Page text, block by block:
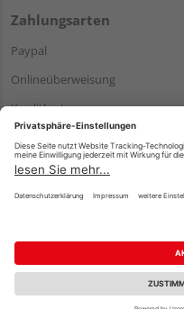
Zahlungsarten
Paypal
Onlineüberweisung
Kreditkarte
*Bonität vorausgesetzt
Impressum Datenschutz
Vertrag widerrufen